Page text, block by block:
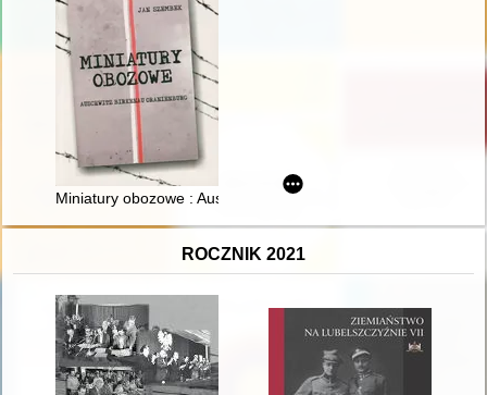
Miniatury obozowe : Auschwitz, Birkenau, Oranienburg
ROCZNIK 2021